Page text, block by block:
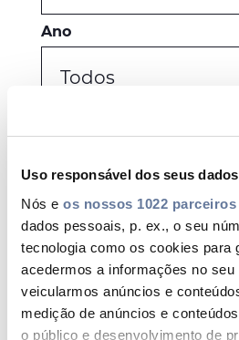
Uso responsável dos seus dados
Nós e os nossos 1022 parceiros
dados pessoais, p. ex., o seu
tecnologia como os cookies para
acedermos a informações no seu
veicularmos anúncios e
medição de anúncios e
o público e desenvolvimento de
Ano
Todos
Corporate
Todos